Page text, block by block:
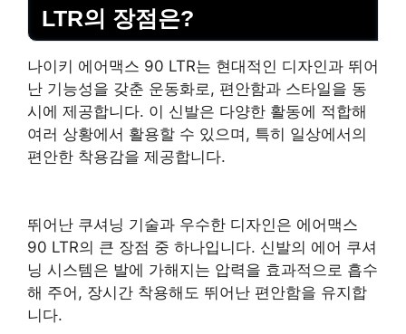
LTR의 장점은?
나이키 에어맥스 90 LTR는 현대적인 디자인과 뛰어
난 기능성을 갖춘 운동화로, 편안함과 스타일을 동
시에 제공합니다. 이 신발은 다양한 활동에 적합해
여러 상황에서 활용할 수 있으며, 특히 일상에서의
편안한 착용감을 제공합니다.
뛰어난 쿠셔닝 기술과 우수한 디자인은 에어맥스
90 LTR의 큰 장점 중 하나입니다. 신발의 에어 쿠셔
닝 시스템은 발에 가해지는 압력을 효과적으로 흡수
해 주어, 장시간 착용해도 뛰어난 편안함을 유지합
니다.